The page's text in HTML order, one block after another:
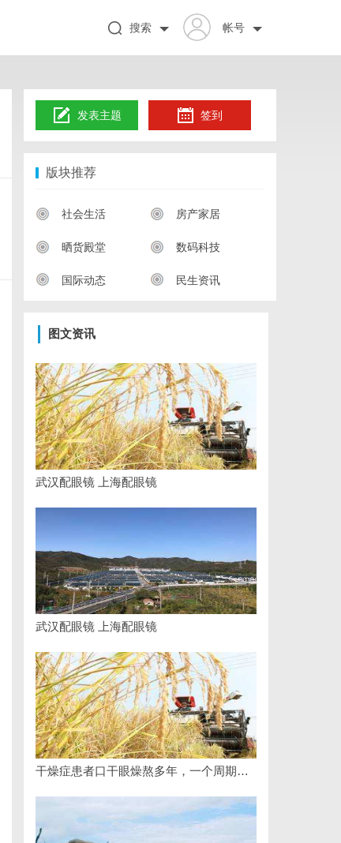
帐号
搜索
发表主题 签到
版块推荐
社会生活 房产家居
晒货殿堂 数码科技
国际动态 民生资讯
图文资讯
武汉配眼镜 上海配眼镜
武汉配眼镜 上海配眼镜
干燥症患者口干眼燥熬多年，一个周期缓过来？老中医：一张辨证方对症，身体找回津液